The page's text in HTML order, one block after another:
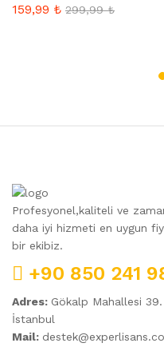
159,99 ₺ 299,99₺
Profesyonel,kaliteli ve
daha iyi hizmeti en uygun
bir ekibiz.
+90 850 241
Adres: Gökalp Mahallesi
İstanbul
Mail: